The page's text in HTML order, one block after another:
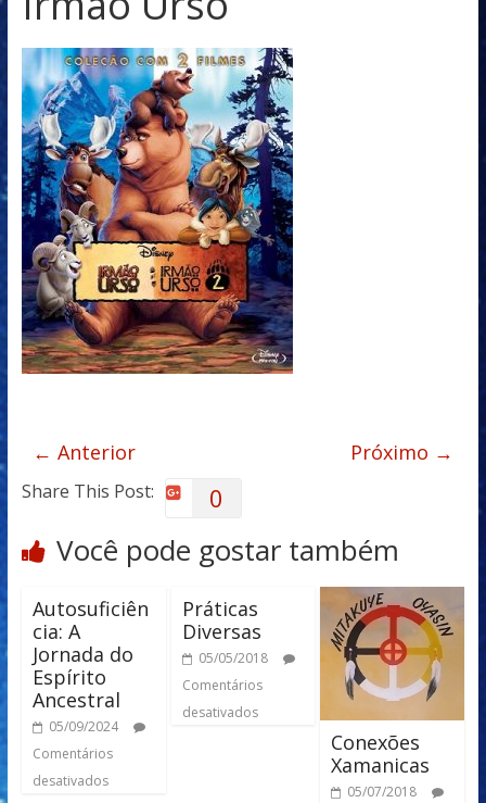
← Anterior Próximo →
Share This Post: 0
Você pode gostar também
Autosuficiên
cia: A
Jornada do
Espírito
Ancestral
05/09/2024
Comentários
desativados
Práticas
Diversas
05/05/2018
Comentários
desativados
Conexões
Xamanicas
05/07/2018